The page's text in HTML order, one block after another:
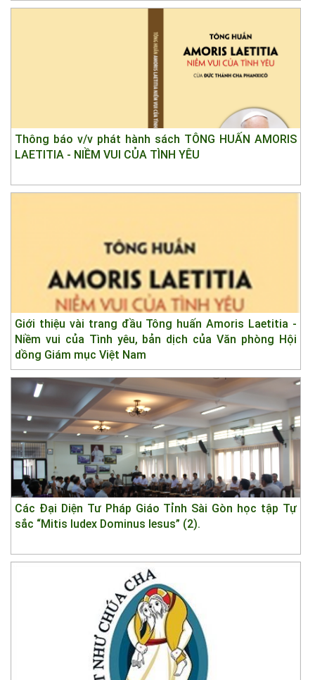
Thông báo v/v phát hành sách TÔNG HUẤN AMORIS
LAETITIA - NIỀM VUI CỦA TÌNH YÊU
Giới thiệu vài trang đầu Tông huấn Amoris Laetitia -
Niềm vui của Tình yêu, bản dịch của Văn phòng Hội
dồng Giám mục Việt Nam
Các Đại Diện Tư Pháp Giáo Tỉnh Sài Gòn học tập Tự
sắc “Mitis Iudex Dominus Iesus” (2).